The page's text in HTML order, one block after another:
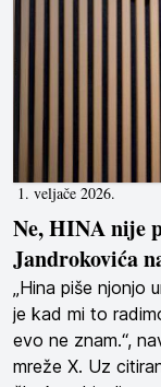
1. veljače 2026.
Ne, HINA nije
Jandrokovića
„Hina piše
je kad mi to
evo ne znam.“,
mreže X. Uz